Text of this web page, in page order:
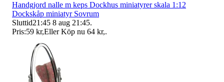
Handgjord nalle m keps Dockhus miniatyrer skala 1:12
Dockskåp miniatyr Sovrum
Sluttid21:45 8 aug 21:45.
Pris:59 kr,Eller Köp nu 64 kr,.